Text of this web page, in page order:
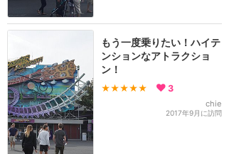
もう一度乗りたい！ハイテ
ンションなアトラクショ
ン！
★★★★★ 3
chie
2017年9月に訪問